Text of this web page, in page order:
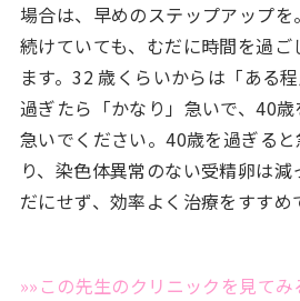
場合は、早めのステップアップ
続けていても、むだに時間を過ご
ます。32 歳くらいからは「ある
過ぎたら「かなり」急いで、40歳
急いでください。40歳を過ぎる
り、染色体異常のない受精卵は
だにせず、効率よく治療をすすめ
»»この先生のクリニックを見てみ